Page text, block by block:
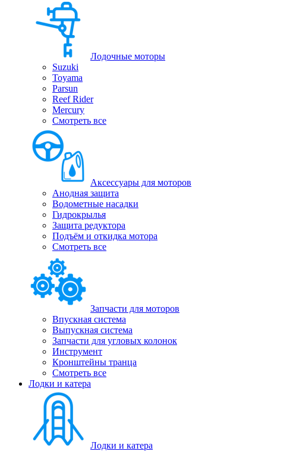
Лодочные моторы
Suzuki
Toyama
Parsun
Reef Rider
Mercury
Смотреть все
Аксессуары для моторов
Анодная защита
Водометные насадки
Гидрокрылья
Защита редуктора
Подъём и откидка мотора
Смотреть все
Запчасти для моторов
Впускная система
Выпускная система
Запчасти для угловых колонок
Инструмент
Кронштейны транца
Смотреть все
Лодки и катера
Лодки и катера